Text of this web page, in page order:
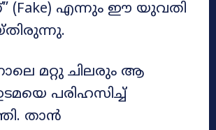
(Fake) എന്നും ഈ യുവതി
മറ്റു ചിലരും ആ
പരിഹസിച്ച്
താൻ